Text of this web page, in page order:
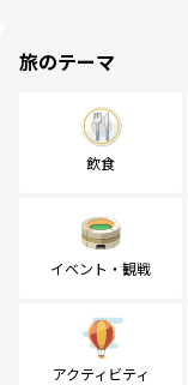
旅のテーマ
飲食
イベント・観戦
アクティビティ